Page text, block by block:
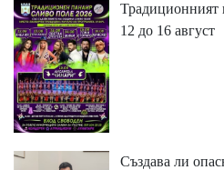
Традиционният
12 до 16 август
Създава ли